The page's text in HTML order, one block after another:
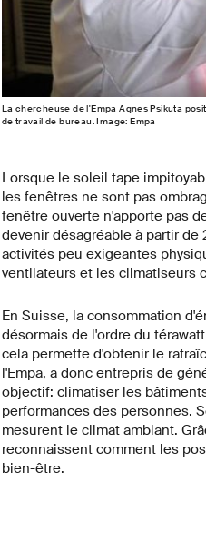
La chercheuse de l'Empa Agnes Psikuta
de travail de bureau. Image: Empa
Lorsque le soleil tape
les fenêtres ne sont pas
fenêtre ouverte n'apporte pas
devenir désagréable à partir
activités peu exigeantes
ventilateurs et les climatiseurs
En Suisse, la consommation
désormais de l'ordre du
cela permette d'obtenir le
l'Empa, a donc entrepris de
objectif: climatiser les
performances des personnes.
mesurent le climat ambiant.
reconnaissent comment les
bien-être.